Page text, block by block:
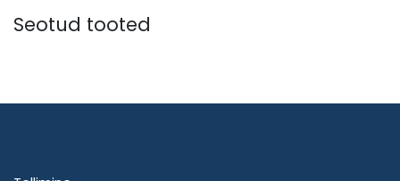
Seotud tooted